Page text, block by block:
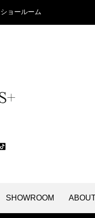
ショールーム
SHOWROOM